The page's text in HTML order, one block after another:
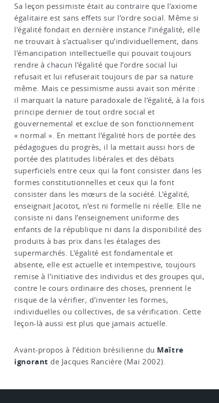
Sa leçon pessimiste était au contraire que l’axiome
égalitaire est sans effets sur l’ordre social. Même si
l’égalité fondait en dernière instance l’inégalité, elle
ne trouvait à s’actualiser qu’individuellement, dans
l’émancipation intellectuelle qui pouvait toujours
rendre à chacun l’égalité que l’ordre social lui
refusait et lui refuserait toujours de par sa nature
même. Mais ce pessimisme aussi avait son mérite :
il marquait la nature paradoxale de l’égalité, à la fois
principe dernier de tout ordre social et
gouvernemental et exclue de son fonctionnement
« normal ». En mettant l’égalité hors de portée des
pédagogues du progrès, il la mettait aussi hors de
portée des platitudes libérales et des débats
superficiels entre ceux qui la font consister dans les
formes constitutionnelles et ceux qui la font
consister dans les mœurs de la société. L’égalité,
enseignait Jacotot, n’est ni formelle ni réelle. Elle ne
consiste ni dans l’enseignement uniforme des
enfants de la république ni dans la disponibilité des
produits à bas prix dans les étalages des
supermarchés. L’égalité est fondamentale et
absente, elle est actuelle et intempestive, toujours
remise à l’initiative des individus et des groupes qui,
contre le cours ordinaire des choses, prennent le
risque de la vérifier, d’inventer les formes,
individuelles ou collectives, de sa vérification. Cette
leçon-là aussi est plus que jamais actuelle.
Avant-propos à l’édition brésilienne du Maître
ignorant de Jacques Rancière (Mai 2002).